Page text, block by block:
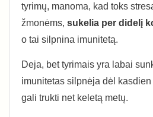
tyrimų, manoma, kad toks
žmonėms, sukelia per didelį
o tai silpnina imunitetą.
Deja, bet tyrimais yra labai
imunitetas silpnėja dėl
gali trukti net keletą metų.